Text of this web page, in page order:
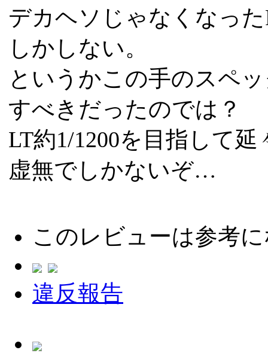
デカヘソじゃなくなっ
しかしない。
というかこの手のスペ
すべきだったのでは？
LT約1/1200を目指して
虚無でしかないぞ…
このレビューは参考
違反報告